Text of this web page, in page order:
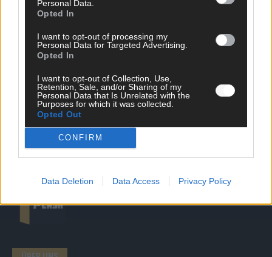
Personal Data.
Opted In
I want to opt-out of processing my
Personal Data for Targeted Advertising.
Opted In
I want to opt-out of Collection, Use,
Retention, Sale, and/or Sharing of my
Personal Data that Is Unrelated with the
Purposes for which it was collected.
Opted Out
CONFIRM
Data Deletion Data Access Privacy Policy
DIREKT ZUM THEMA
Politik & Co
Money Matters
Brainpower
Specials
Meinung
Streams & Storys
Eurovision